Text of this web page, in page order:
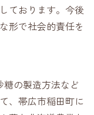
ております。今後
形で社会的責任を
の製造方法など
、帯広市稲田町に